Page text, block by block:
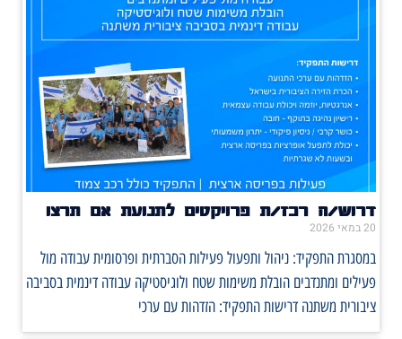
דרוש/ה רכז/ת פרויקטים לתנועת אם תרצו
20 במאי 2026
במסגרת התפקיד: ניהול ותפעול פעילות הסברתית ופרסומית עבודה מול
פעילים ומתנדבים הובלת משימות שטח ולוגיסטיקה עבודה דינמית בסביבה
ציבורית משתנה דרישות התפקיד: הזדהות עם ערכי